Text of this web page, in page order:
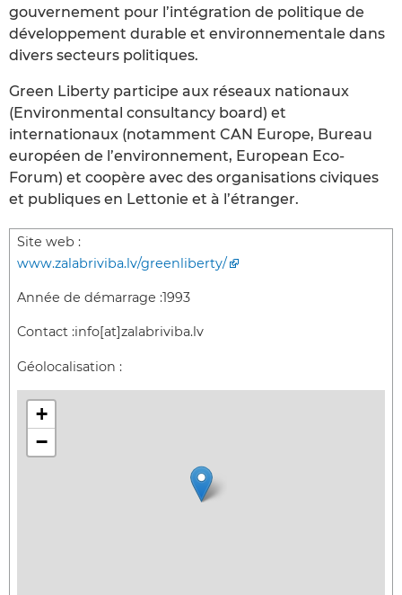
gouvernement pour l’intégration de politique de
développement durable et environnementale dans
divers secteurs politiques.
Green Liberty participe aux réseaux nationaux
(Environmental consultancy board) et
internationaux (notamment CAN Europe, Bureau
européen de l’environnement, European Eco-
Forum) et coopère avec des organisations civiques
et publiques en Lettonie et à l’étranger.
Site web :
www.zalabriviba.lv/greenliberty/
Année de démarrage :1993
Contact :info[at]zalabriviba.lv
Géolocalisation :
+
−